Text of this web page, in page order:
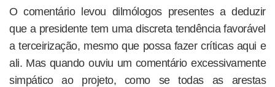
O comentário levou dilmólogos presentes a deduzir
que a presidente tem uma discreta tendência favorável
a terceirização, mesmo que possa fazer críticas aqui e
ali. Mas quando ouviu um comentário excessivamente
simpático ao projeto, como se todas as arestas